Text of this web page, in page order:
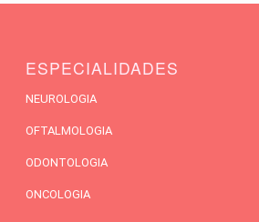
ESPECIALIDADES
NEUROLOGIA
OFTALMOLOGIA
ODONTOLOGIA
ONCOLOGIA